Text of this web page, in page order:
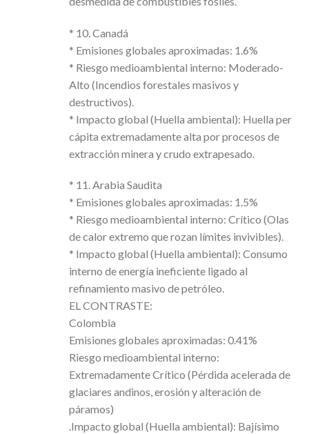
* 10. Canadá
* Emisiones globales aproximadas: 1.6%
* Riesgo medioambiental interno: Moderado-
Alto (Incendios forestales masivos y
destructivos).
* Impacto global (Huella ambiental): Huella per
cápita extremadamente alta por procesos de
extracción minera y crudo extrapesado.
* 11. Arabia Saudita
* Emisiones globales aproximadas: 1.5%
* Riesgo medioambiental interno: Crítico (Olas
de calor extremo que rozan límites invivibles).
* Impacto global (Huella ambiental): Consumo
interno de energía ineficiente ligado al
refinamiento masivo de petróleo.
EL CONTRASTE:
Colombia
Emisiones globales aproximadas: 0.41%
Riesgo medioambiental interno:
Extremadamente Crítico (Pérdida acelerada de
glaciares andinos, erosión y alteración de
páramos)
.Impacto global (Huella ambiental): Bajísimo